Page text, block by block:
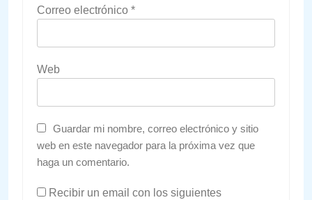
Correo electrónico *
Web
Guardar mi nombre, correo electrónico y sitio
web en este navegador para la próxima vez que
haga un comentario.
Recibir un email con los siguientes